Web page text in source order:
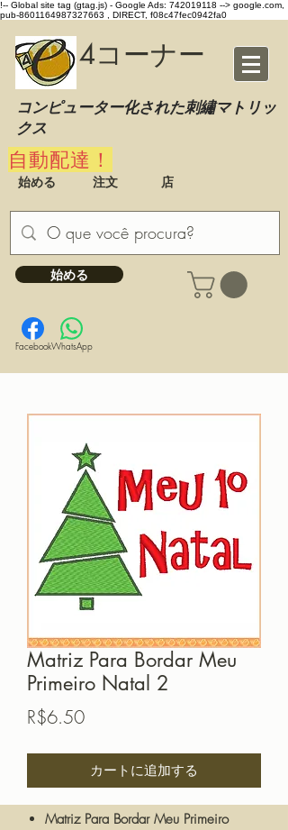
!-- Global site tag (gtag.js) - Google Ads: 742019118 --> google.com,
pub-8601164987327663 , DIRECT, f08c47fec0942fa0
4コーナー
コンピューター化された刺繡マトリッ
クス
自動配達！
始める 注文 店
始める
FacebookWhatsApp
Matriz Para Bordar Meu
Primeiro Natal 2
R$6.50価
カートに追加する
Matriz Para Bordar Meu Primeiro